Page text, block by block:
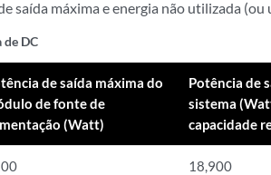
saída máxima e energia não utilizada
de DC
de saída máxima do
de fonte de
(Watt)
Potência de
sistema
capacidade
18,900